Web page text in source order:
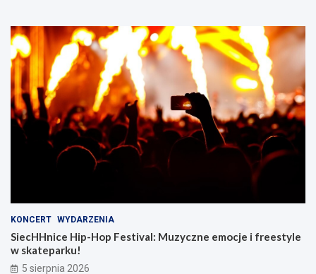
KONCERT WYDARZENIA
SiecHHnice Hip-Hop Festival: Muzyczne emocje i freestyle
w skateparku!
5 sierpnia 2026